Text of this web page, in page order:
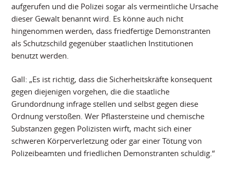
aufgerufen und die Polizei sogar als vermeintliche Ursache
dieser Gewalt benannt wird. Es könne auch nicht
hingenommen werden, dass friedfertige Demonstranten
als Schutzschild gegenüber staatlichen Institutionen
benutzt werden.
Gall: „Es ist richtig, dass die Sicherheitskräfte konsequent
gegen diejenigen vorgehen, die die staatliche
Grundordnung infrage stellen und selbst gegen diese
Ordnung verstoßen. Wer Pflastersteine und chemische
Substanzen gegen Polizisten wirft, macht sich einer
schweren Körperverletzung oder gar einer Tötung von
Polizeibeamten und friedlichen Demonstranten schuldig.“